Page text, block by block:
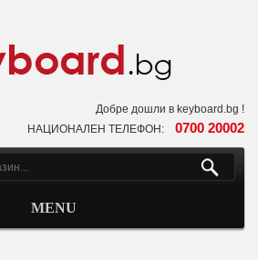
Добре дошли в keyboard.bg !
НАЦИОНАЛЕН ТЕЛЕФОН: 0700 20002
MENU